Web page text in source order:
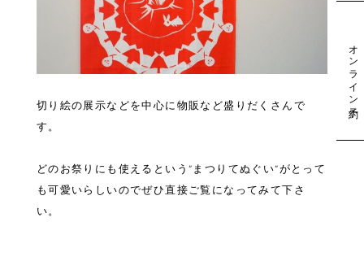
切り絵の展示などを中心に物販など盛りだくさんで
す。
どのお祭りにも使えるという”まつりてぬぐい”がとって
も可愛いらしいのでぜひ直接ご覧になってみて下さ
い。
オンライン予約